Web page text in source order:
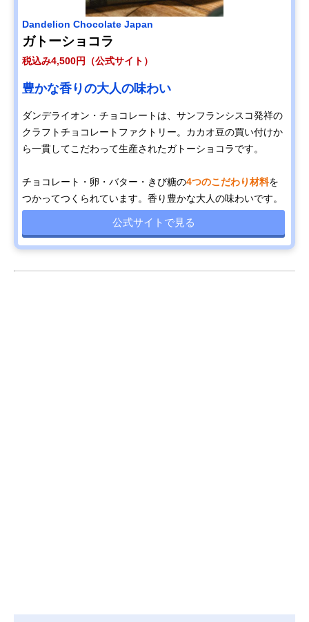
Dandelion Chocolate Japan
ガトーショコラ
税込み4,500円（公式サイト）
豊かな香りの大人の味わい
ダンデライオン・チョコレートは、サンフランシスコ発祥の
クラフトチョコレートファクトリー。カカオ豆の買い付けか
ら一貫してこだわって生産されたガトーショコラです。
チョコレート・卵・バター・きび糖の4つのこだわり材料を
つかってつくられています。香り豊かな大人の味わいです。
公式サイトで見る